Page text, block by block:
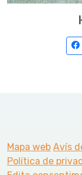
Mapa web Avís
Política de